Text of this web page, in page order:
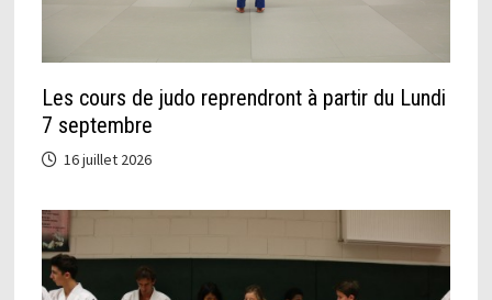
Les cours de judo reprendront à partir du Lundi
7 septembre
16 juillet 2026